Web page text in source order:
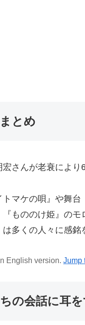
とめ
さんが老衰により
マケの唄』や舞
もののけ姫』の
多くの人々に感銘
English version. Jump
の会話に耳